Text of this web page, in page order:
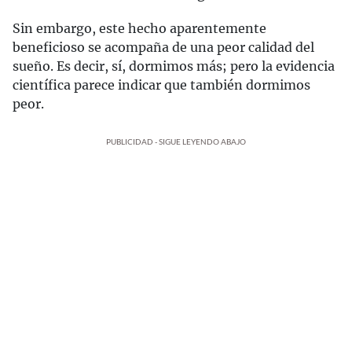
Sin embargo, este hecho aparentemente
beneficioso se acompaña de una peor calidad del
sueño. Es decir, sí, dormimos más; pero la evidencia
científica parece indicar que también dormimos
peor.
PUBLICIDAD - SIGUE LEYENDO ABAJO